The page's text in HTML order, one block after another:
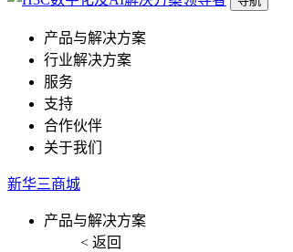
产品与解决方案
行业解决方案
服务
支持
合作伙伴
关于我们
新华三商城
产品与解决方案
< 返回